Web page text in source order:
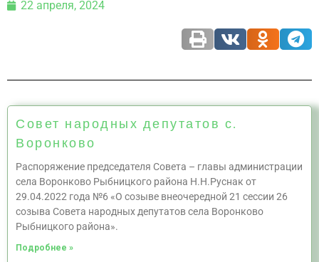
22 апреля, 2024
Совет народных депутатов с.
Воронково
Распоряжение председателя Совета – главы администрации
села Воронково Рыбницкого района Н.Н.Руснак от
29.04.2022 года №6 «О созыве внеочередной 21 сессии 26
созыва Совета народных депутатов села Воронково
Рыбницкого района».
Подробнее »